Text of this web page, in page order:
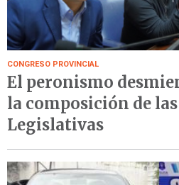
CONGRESO PROVINCIAL
El peronismo
la composición de
Legislativas